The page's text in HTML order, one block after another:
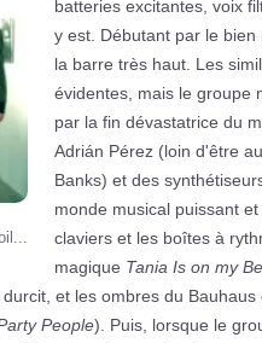
batteries excitantes, voix
y est. Débutant par le bien
la barre très haut. Les
évidentes, mais le groupe
par la fin dévastatrice du
Adrián Pérez (loin d'être
Banks) et des
monde musical puissant
claviers et les boîtes à
magique Tania Is on my
et les ombres du
People). Puis, lorsque le